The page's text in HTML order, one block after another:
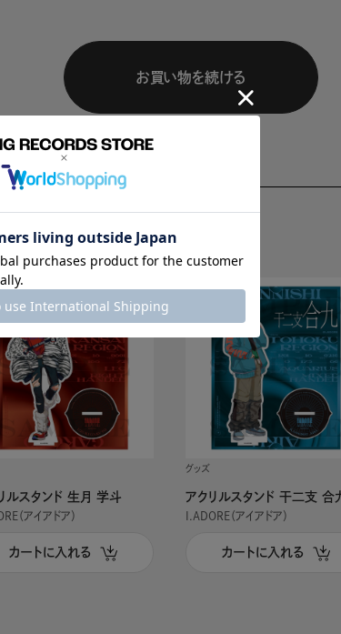
お買い物を続ける
ルスタンド 生月 学斗
（アイアドア）
カートに入れる
グッズ
アクリルスタンド 干二支 合
I.ADORE（アイアドア）
カートに入れる